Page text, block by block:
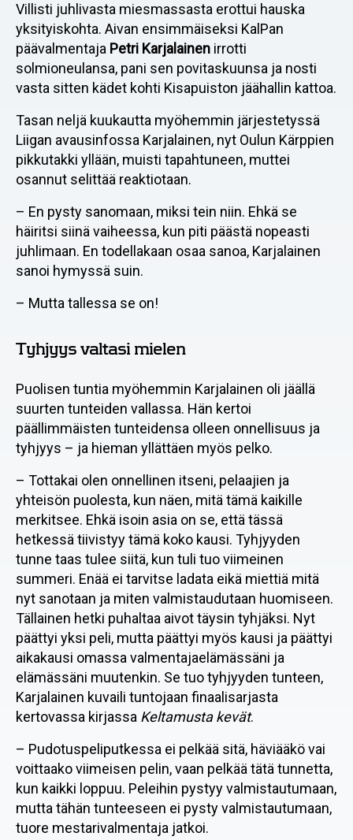
Villisti juhlivasta miesmassasta erottui hauska
yksityiskohta. Aivan ensimmäiseksi KalPan
päävalmentaja Petri Karjalainen irrotti
solmioneulansa, pani sen povitaskuunsa ja nosti
vasta sitten kädet kohti Kisapuiston jäähallin kattoa.
Tasan neljä kuukautta myöhemmin järjestetyssä
Liigan avausinfossa Karjalainen, nyt Oulun Kärppien
pikkutakki yllään, muisti tapahtuneen, muttei
osannut selittää reaktiotaan.
– En pysty sanomaan, miksi tein niin. Ehkä se
häiritsi siinä vaiheessa, kun piti päästä nopeasti
juhlimaan. En todellakaan osaa sanoa, Karjalainen
sanoi hymyssä suin.
– Mutta tallessa se on!
Tyhjyys valtasi mielen
Puolisen tuntia myöhemmin Karjalainen oli jäällä
suurten tunteiden vallassa. Hän kertoi
päällimmäisten tunteidensa olleen onnellisuus ja
tyhjyys – ja hieman yllättäen myös pelko.
– Tottakai olen onnellinen itseni, pelaajien ja
yhteisön puolesta, kun näen, mitä tämä kaikille
merkitsee. Ehkä isoin asia on se, että tässä
hetkessä tiivistyy tämä koko kausi. Tyhjyyden
tunne taas tulee siitä, kun tuli tuo viimeinen
summeri. Enää ei tarvitse ladata eikä miettiä mitä
nyt sanotaan ja miten valmistaudutaan huomiseen.
Tällainen hetki puhaltaa aivot täysin tyhjäksi. Nyt
päättyi yksi peli, mutta päättyi myös kausi ja päättyi
aikakausi omassa valmentajaelämässäni ja
elämässäni muutenkin. Se tuo tyhjyyden tunteen,
Karjalainen kuvaili tuntojaan finaalisarjasta
kertovassa kirjassa Keltamusta kevät.
– Pudotuspeliputkessa ei pelkää sitä, häviääkö vai
voittaako viimeisen pelin, vaan pelkää tätä tunnetta,
kun kaikki loppuu. Peleihin pystyy valmistautumaan,
mutta tähän tunteeseen ei pysty valmistautumaan,
tuore mestarivalmentaja jatkoi.